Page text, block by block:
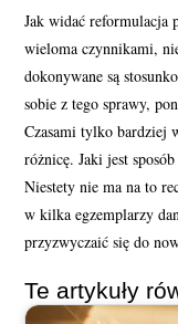
Jak widać reformulacja
wieloma czynnikami,
dokonywane są
sobie z tego sprawy,
Czasami tylko bardziej
różnicę. Jaki jest
Niestety nie ma na to
w kilka egzemplarzy
przyzwyczaić się do
Te artykuły